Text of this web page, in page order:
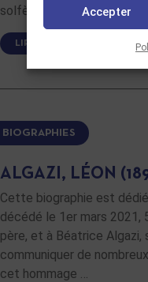
Accepter
solfège (1850) puis
LIRE LA SUITE
BIOGRAPHIES
ALGAZI, LÉON
Cette biographie est
décédé le 1er mars 2021,
père, et à Béatrice Algazi,
communiquer de
cet hommage …